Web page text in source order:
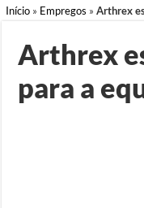
Início » Empregos »Arthrex
Arthrex
para a